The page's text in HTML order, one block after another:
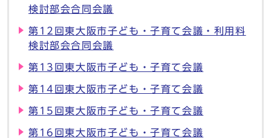
検討部会合同会議
第12回東大阪市子ども・子育て会議・利用料
検討部会合同会議
第13回東大阪市子ども・子育て会議
第14回東大阪市子ども・子育て会議
第15回東大阪市子ども・子育て会議
第16回東大阪市子ども・子育て会議